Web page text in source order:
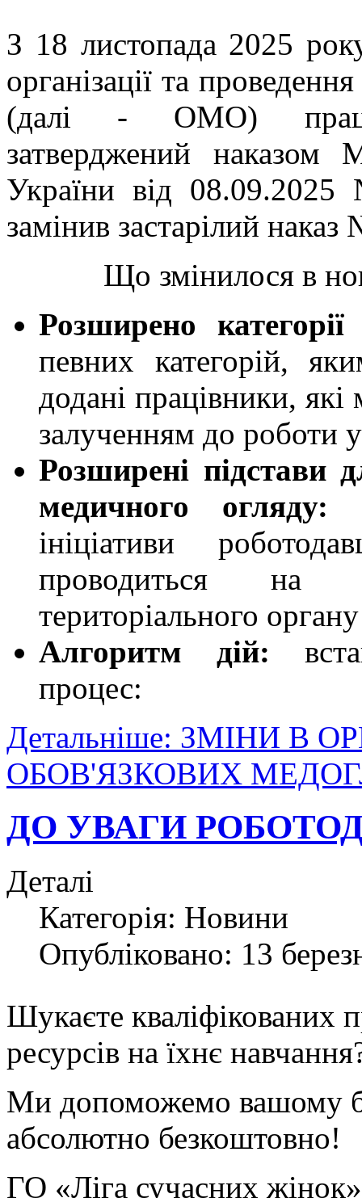
З 18 листопада 2025
організації та
(далі - ОМО)
затверджений наказом
України від
замінив застарілий
Що змінилося в
Розширено
певних категорій,
додані працівники,
залученням до роботи
Розширені підстави
медичного огляду:
ініціативи
проводиться на
територіального
Алгоритм дій:
процес:
Детальніше: ЗМІНИ В
ОБОВ'ЯЗКОВИХ
ДО УВАГИ
Деталі
Категорія: Новини
Опубліковано: 13
Шукаєте кваліфікованих
ресурсів на їхнє
Ми допоможемо вашому
абсолютно безкоштовно!
ГО «Ліга сучасних